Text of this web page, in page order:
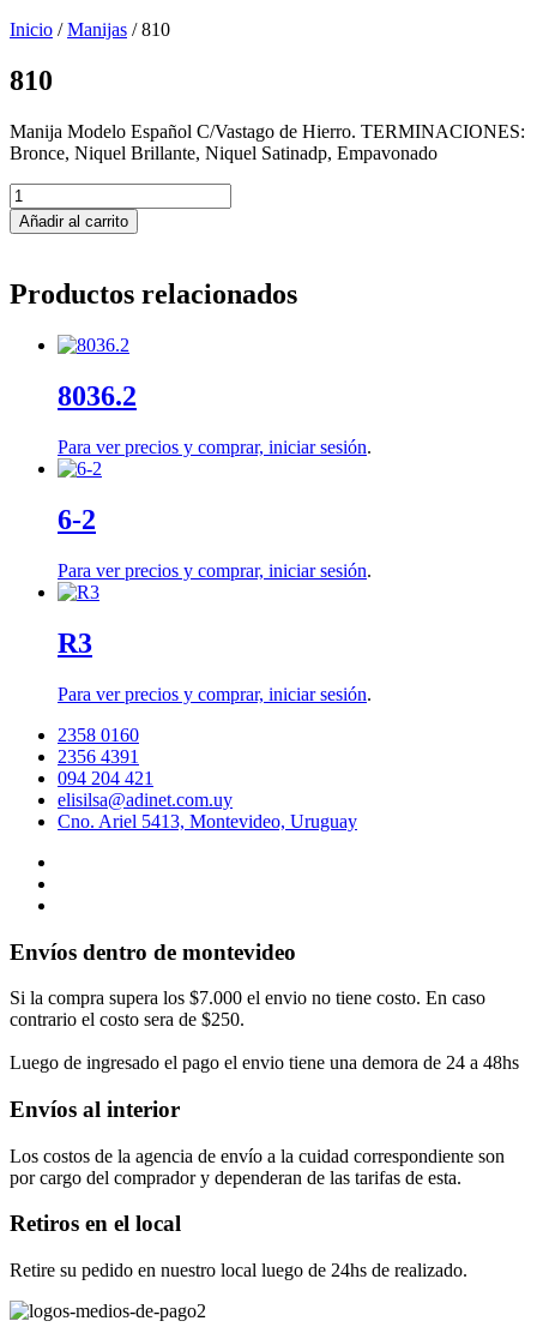
Inicio /Manijas / 810
810
Manija Modelo Español C/Vastago de Hierro. TERMINACIONES:
Bronce, Niquel Brillante, Niquel Satinadp, Empavonado
810
cantidad
Añadir al carrito
Productos relacionados
8036.2
Para ver precios y comprar, iniciar sesión.
6-2
Para ver precios y comprar, iniciar sesión.
R3
Para ver precios y comprar, iniciar sesión.
2358 0160
2356 4391
094 204 421
elisilsa@adinet.com.uy
Cno. Ariel 5413, Montevideo, Uruguay
Envíos dentro de montevideo
Si la compra supera los $7.000 el envio no tiene costo. En caso
contrario el costo sera de $250.
Luego de ingresado el pago el envio tiene una demora de 24 a 48hs
Envíos al interior
Los costos de la agencia de envío a la cuidad correspondiente son
por cargo del comprador y dependeran de las tarifas de esta.
Retiros en el local
Retire su pedido en nuestro local luego de 24hs de realizado.